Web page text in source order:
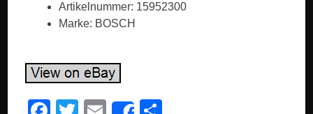
Artikelnummer: 15952300
Marke: BOSCH